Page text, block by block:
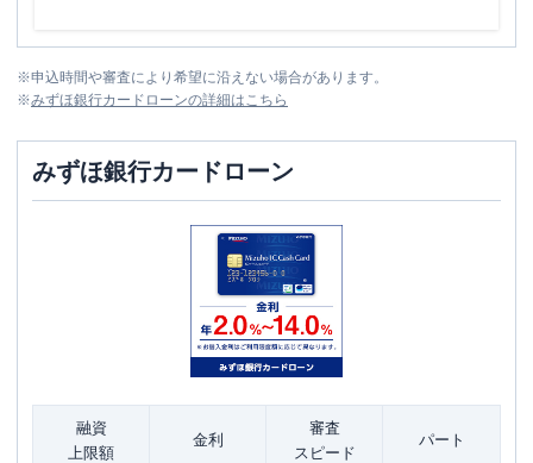
※申込時間や審査により希望に沿えない場合があります。
※みずほ銀行カードローンの詳細はこちら
みずほ銀行カードローン
融資
上限額
金利
審査
スピード
パート